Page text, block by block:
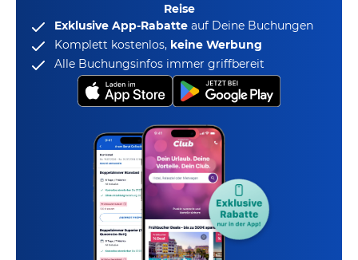
Reise
Exklusive App-Rabatte auf Deine Buchungen
Komplett kostenlos, keine Werbung
Alle Buchungsinfos immer griffbereit